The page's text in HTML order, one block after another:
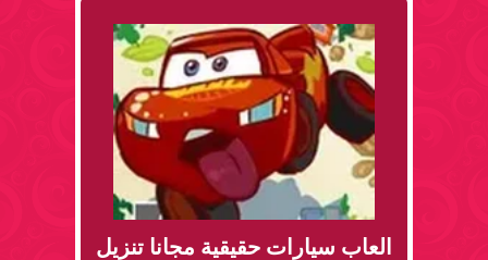
العاب سيارات حقيقية مجانا تنزيل